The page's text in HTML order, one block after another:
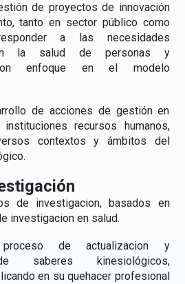
de proyectos de innovación
tanto en sector público como
a las necesidades
la salud de personas y
con enfoque en el modelo
de acciones de gestión en
recursos humanos,
contextos y ámbitos del
de investigacion, basados en
investigacion en salud.
de actualizacion y
saberes kinesiológicos,
en su quehacer profesional